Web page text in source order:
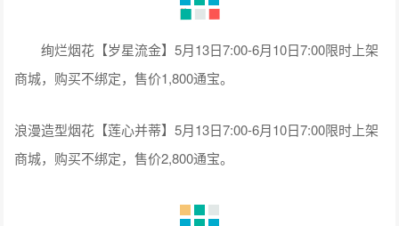
绚烂烟花【岁星流金】5月13日7:00-6月10日7:00限时上架
商城，购买不绑定，售价1,800通宝。
浪漫造型烟花【莲心并蒂】5月13日7:00-6月10日7:00限时上架
商城，购买不绑定，售价2,800通宝。